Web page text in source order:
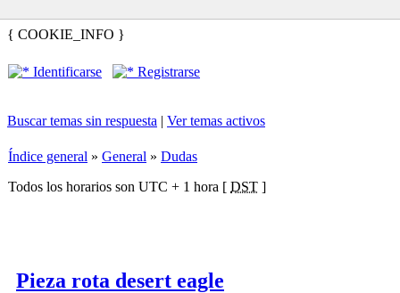
{ COOKIE_INFO }
Identificarse Registrarse
Buscar temas sin respuesta | Ver temas activos
Índice general » General » Dudas
Todos los horarios son UTC + 1 hora [ DST ]
Pieza rota desert eagle